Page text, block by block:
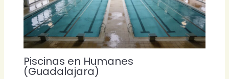
Piscinas en Humanes
(Guadalajara)